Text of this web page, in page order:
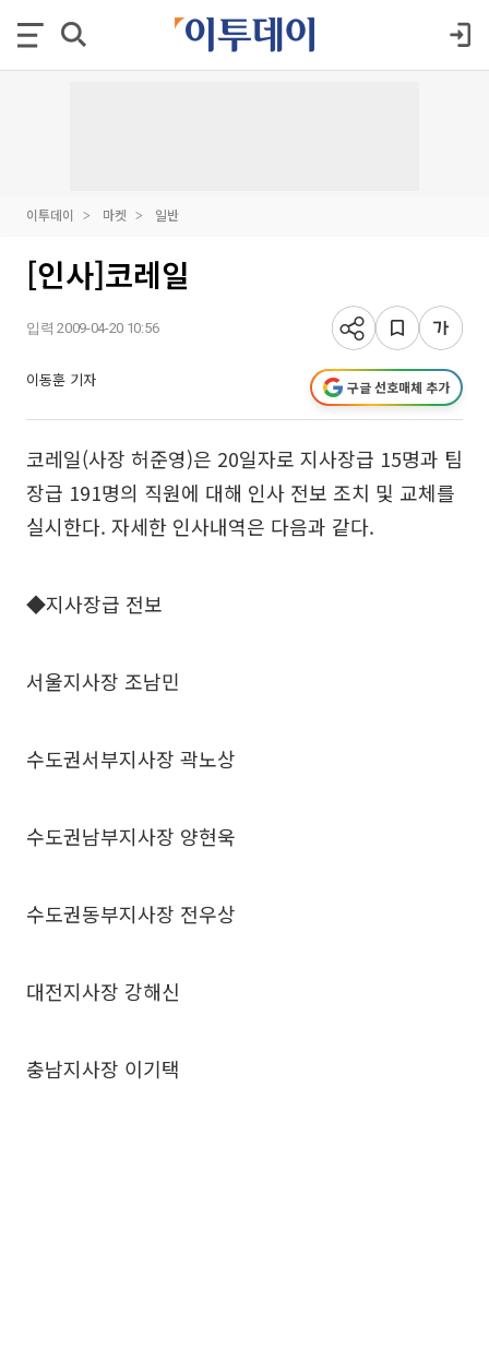
이투데이 마켓 일반
[인사]코레일
입력 2009-04-20 10:56
이동훈 기자 구글 선호매체 추가
코레일(사장 허준영)은 20일자로 지사장급 15명과 팀
장급 191명의 직원에 대해 인사 전보 조치 및 교체를
실시한다. 자세한 인사내역은 다음과 같다.
◆지사장급 전보
서울지사장 조남민
수도권서부지사장 곽노상
수도권남부지사장 양현욱
수도권동부지사장 전우상
대전지사장 강해신
충남지사장 이기택